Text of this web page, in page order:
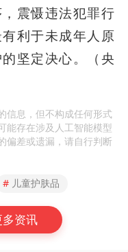
震慑违法犯罪行
利于未成年人原
坚定决心。（央
信息，但不构成任何形式
能存在涉及人工智能模型
偏差或遗漏，请自行判断
# 儿童护肤品
资讯